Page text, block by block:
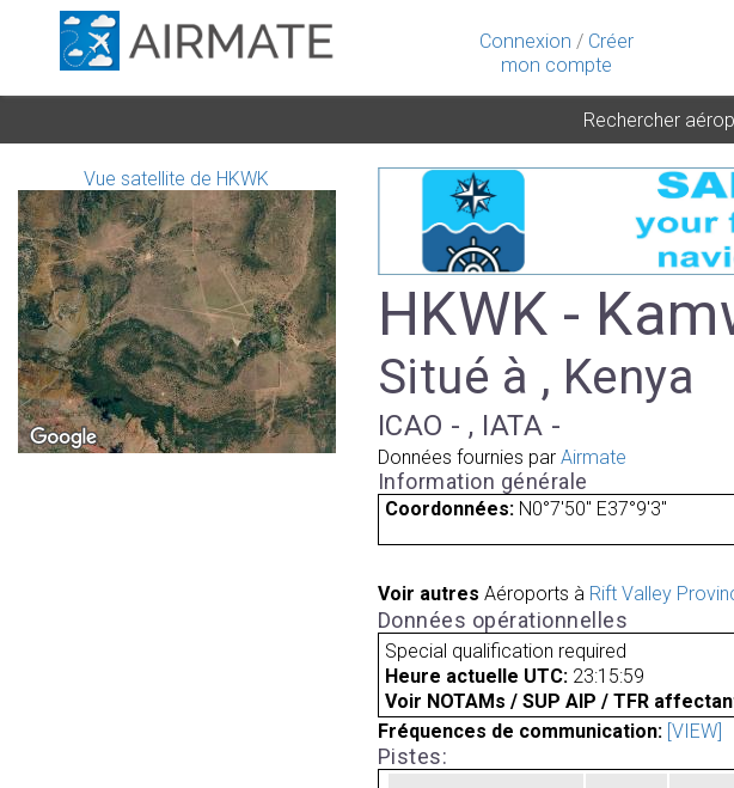
Connexion / Créer
mon compte
Rechercher
Vue satellite de HKWK
HKWK -
Situé à , Kenya
ICAO - , IATA -
Données fournies par Airmate
Information générale
Coordonnées: N0°7'50" E37°9'3"
Voir autres Aéroports à Rift Valley
Données opérationnelles
Special qualification required
Heure actuelle UTC: 23:15:59
Voir NOTAMs / SUP AIP / TFR
Fréquences de communication: [VIEW]
Pistes: